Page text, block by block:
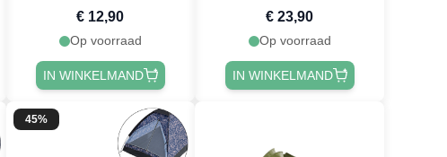
€ 12,90
Op voorraad
IN WINKELMAND
€ 23,90
Op voorraad
IN WINKELMAND
45%